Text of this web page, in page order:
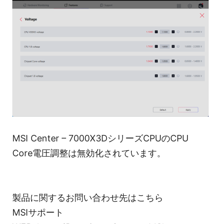
MSI Center – 7000X3DシリーズCPUのCPU
Core電圧調整は無効化されています。
製品に関するお問い合わせ先はこちら
MSIサポート